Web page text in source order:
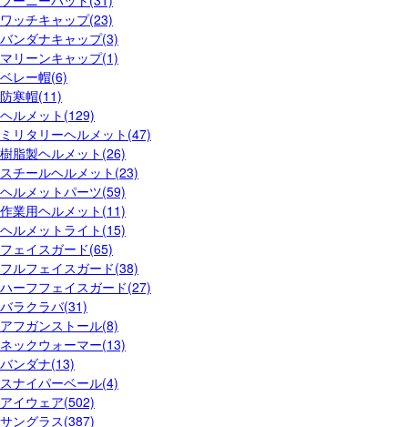
ワッチキャップ(23)
バンダナキャップ(3)
マリーンキャップ(1)
ベレー帽(6)
防寒帽(11)
ヘルメット(129)
ミリタリーヘルメット(47)
樹脂製ヘルメット(26)
スチールヘルメット(23)
ヘルメットパーツ(59)
作業用ヘルメット(11)
ヘルメットライト(15)
フェイスガード(65)
フルフェイスガード(38)
ハーフフェイスガード(27)
バラクラバ(31)
アフガンストール(8)
ネックウォーマー(13)
バンダナ(13)
スナイパーベール(4)
アイウェア(502)
サングラス(387)